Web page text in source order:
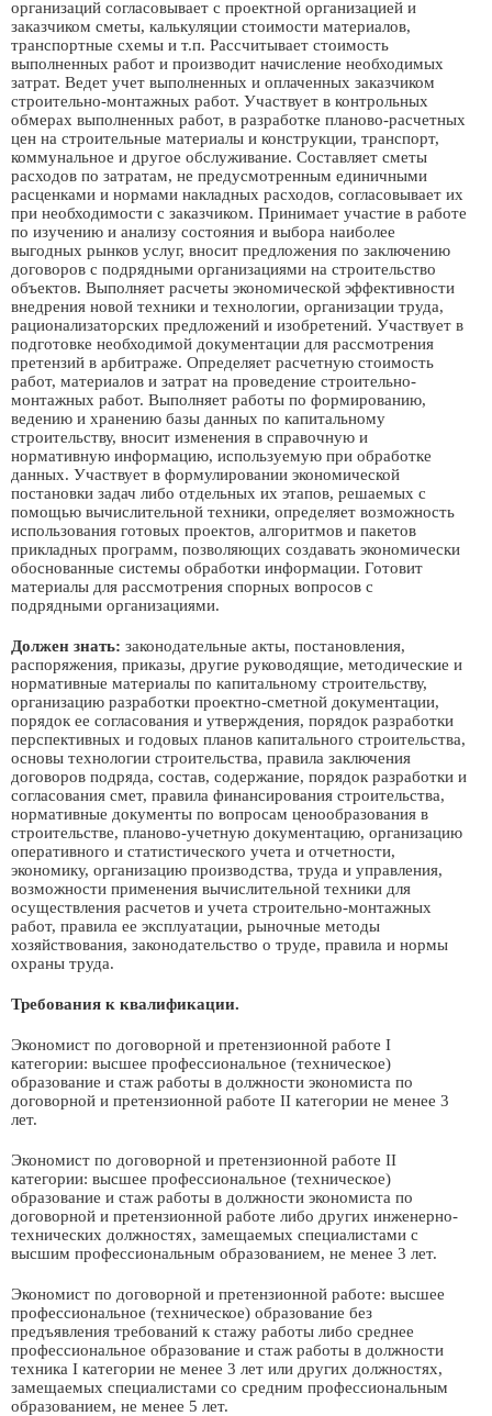
организаций согласовывает с проектной организацией и
заказчиком сметы, калькуляции стоимости материалов,
транспортные схемы и т.п. Рассчитывает стоимость
выполненных работ и производит начисление необходимых
затрат. Ведет учет выполненных и оплаченных заказчиком
строительно-монтажных работ. Участвует в контрольных
обмерах выполненных работ, в разработке планово-расчетных
цен на строительные материалы и конструкции, транспорт,
коммунальное и другое обслуживание. Составляет сметы
расходов по затратам, не предусмотренным единичными
расценками и нормами накладных расходов, согласовывает их
при необходимости с заказчиком. Принимает участие в работе
по изучению и анализу состояния и выбора наиболее
выгодных рынков услуг, вносит предложения по заключению
договоров с подрядными организациями на строительство
объектов. Выполняет расчеты экономической эффективности
внедрения новой техники и технологии, организации труда,
рационализаторских предложений и изобретений. Участвует в
подготовке необходимой документации для рассмотрения
претензий в арбитраже. Определяет расчетную стоимость
работ, материалов и затрат на проведение строительно-
монтажных работ. Выполняет работы по формированию,
ведению и хранению базы данных по капитальному
строительству, вносит изменения в справочную и
нормативную информацию, используемую при обработке
данных. Участвует в формулировании экономической
постановки задач либо отдельных их этапов, решаемых с
помощью вычислительной техники, определяет возможность
использования готовых проектов, алгоритмов и пакетов
прикладных программ, позволяющих создавать экономически
обоснованные системы обработки информации. Готовит
материалы для рассмотрения спорных вопросов с
подрядными организациями.
Должен знать: законодательные акты, постановления,
распоряжения, приказы, другие руководящие, методические и
нормативные материалы по капитальному строительству,
организацию разработки проектно-сметной документации,
порядок ее согласования и утверждения, порядок разработки
перспективных и годовых планов капитального строительства,
основы технологии строительства, правила заключения
договоров подряда, состав, содержание, порядок разработки и
согласования смет, правила финансирования строительства,
нормативные документы по вопросам ценообразования в
строительстве, планово-учетную документацию, организацию
оперативного и статистического учета и отчетности,
экономику, организацию производства, труда и управления,
возможности применения вычислительной техники для
осуществления расчетов и учета строительно-монтажных
работ, правила ее эксплуатации, рыночные методы
хозяйствования, законодательство о труде, правила и нормы
охраны труда.
Требования к квалификации.
Экономист по договорной и претензионной работе I
категории: высшее профессиональное (техническое)
образование и стаж работы в должности экономиста по
договорной и претензионной работе II категории не менее 3
лет.
Экономист по договорной и претензионной работе II
категории: высшее профессиональное (техническое)
образование и стаж работы в должности экономиста по
договорной и претензионной работе либо других инженерно-
технических должностях, замещаемых специалистами с
высшим профессиональным образованием, не менее 3 лет.
Экономист по договорной и претензионной работе: высшее
профессиональное (техническое) образование без
предъявления требований к стажу работы либо среднее
профессиональное образование и стаж работы в должности
техника I категории не менее 3 лет или других должностях,
замещаемых специалистами со средним профессиональным
образованием, не менее 5 лет.